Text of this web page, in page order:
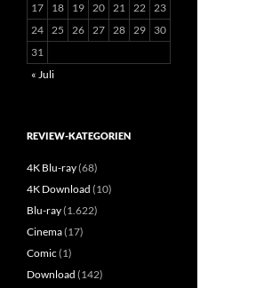
17
18 19 20 21 22 23
24 25 26 27 28 29
30
31
« Juli
REVIEW-KATEGORIEN
4K Blu-ray(68)
4K Download (10)
Blu-ray(1.622)
Cinema(17)
Comic (1)
Download (142)